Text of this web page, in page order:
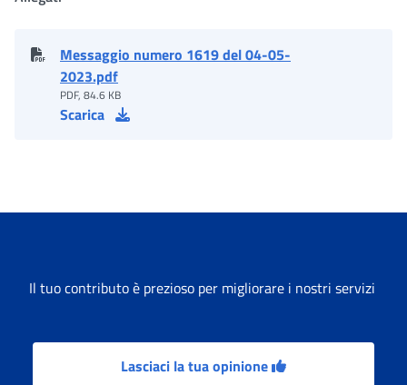
Messaggio numero 1619 del 04-05-
2023.pdf
PDF, 84.6 KB
Scarica
Il tuo contributo è prezioso per migliorare i nostri servizi
Lasciaci la tua opinione